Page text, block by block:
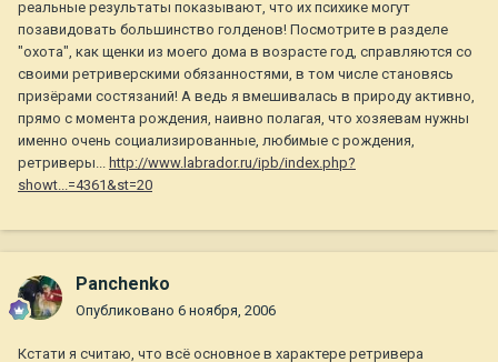
реальные результаты показывают, что их психике могут
позавидовать большинство голденов! Посмотрите в разделе
"охота", как щенки из моего дома в возрасте год, справляются со
своими ретриверскими обязанностями, в том числе становясь
призёрами состязаний! А ведь я вмешивалась в природу активно,
прямо с момента рождения, наивно полагая, что хозяевам нужны
именно очень социализированные, любимые с рождения,
ретриверы... http://www.labrador.ru/ipb/index.php?
showt...=4361&st=20
Panchenko
Опубликовано 6 ноября, 2006
Кстати я считаю, что всё основное в характере ретривера